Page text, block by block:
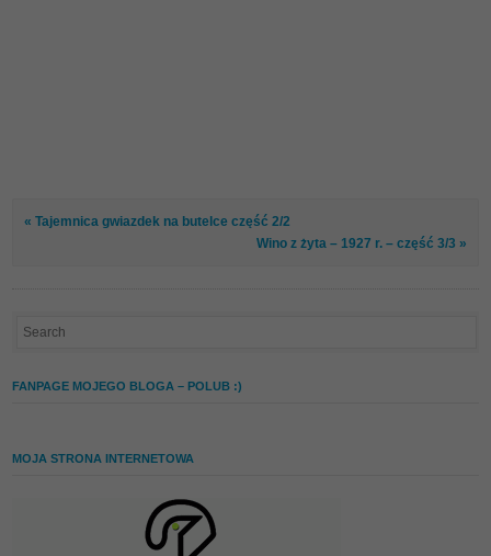
« Tajemnica gwiazdek na butelce część 2/2
Wino z żyta – 1927 r. – część 3/3 »
FANPAGE MOJEGO BLOGA – POLUB :)
MOJA STRONA INTERNETOWA